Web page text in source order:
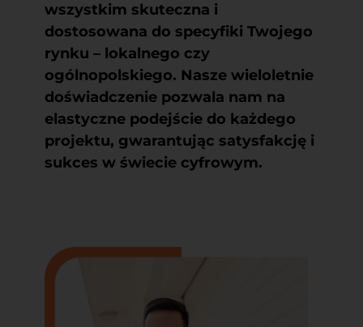
wszystkim skuteczna i
dostosowana do specyfiki Twojego
rynku – lokalnego czy
ogólnopolskiego. Nasze wieloletnie
doświadczenie pozwala nam na
elastyczne podejście do każdego
projektu, gwarantując satysfakcję i
sukces w świecie cyfrowym.